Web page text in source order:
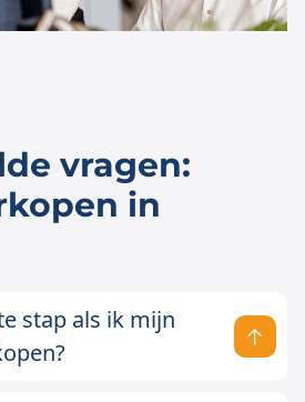
vragen:
in
stap als ik mijn